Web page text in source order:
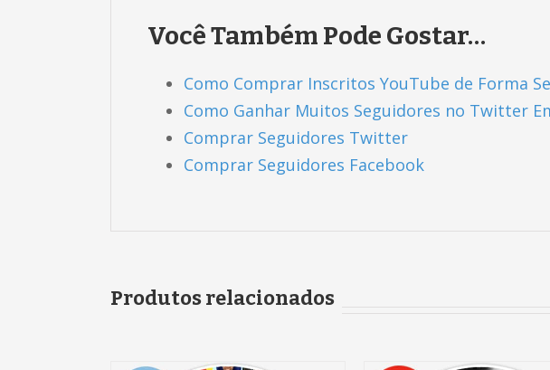
Você Também Pode Gostar…
Como Comprar Inscritos YouTube de Forma
Como Ganhar Muitos Seguidores no Twitter
Comprar Seguidores Twitter
Comprar Seguidores Facebook
Produtos relacionados